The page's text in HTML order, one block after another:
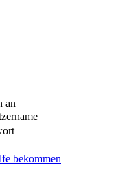
an
bekommen